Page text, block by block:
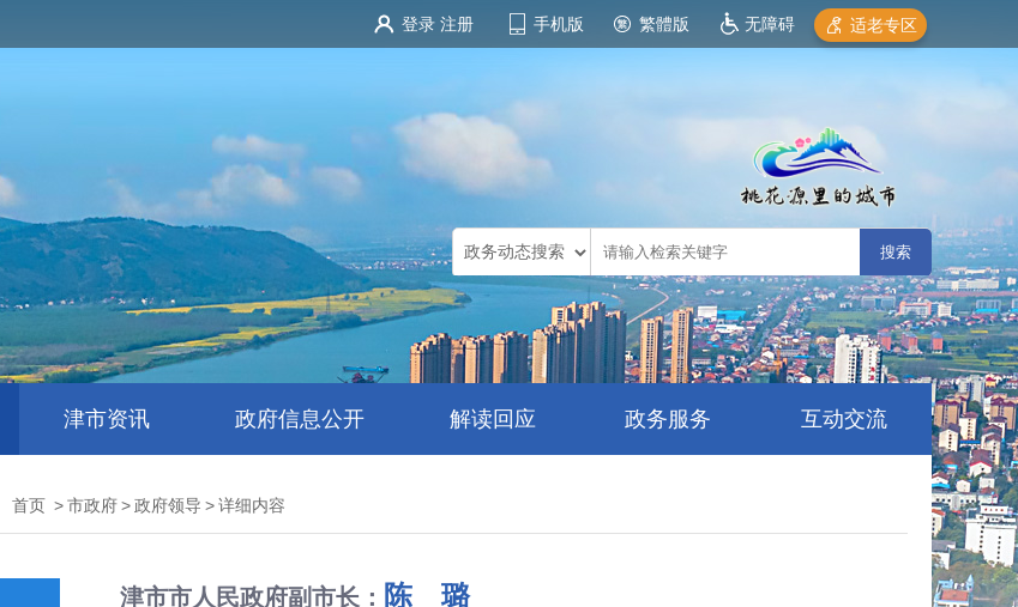
登录 注册 手机版 繁體版 无障碍 适老专区
津市资讯 政府信息公开 解读回应 政务服务 互动交流
首页 >市政府>政府领导 >详细内容
津市市人民政府副市长： 陈 璐